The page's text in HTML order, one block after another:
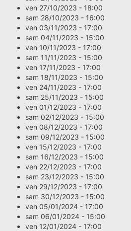
ven 27/10/2023 - 18:00
sam 28/10/2023 - 16:00
ven 03/11/2023 - 17:00
sam 04/11/2023 - 15:00
ven 10/11/2023 - 17:00
sam 11/11/2023 - 15:00
ven 17/11/2023 - 17:00
sam 18/11/2023 - 15:00
ven 24/11/2023 - 17:00
sam 25/11/2023 - 15:00
ven 01/12/2023 - 17:00
sam 02/12/2023 - 15:00
ven 08/12/2023 - 17:00
sam 09/12/2023 - 15:00
ven 15/12/2023 - 17:00
sam 16/12/2023 - 15:00
ven 22/12/2023 - 17:00
sam 23/12/2023 - 15:00
ven 29/12/2023 - 17:00
sam 30/12/2023 - 15:00
ven 05/01/2024 - 17:00
sam 06/01/2024 - 15:00
ven 12/01/2024 - 17:00